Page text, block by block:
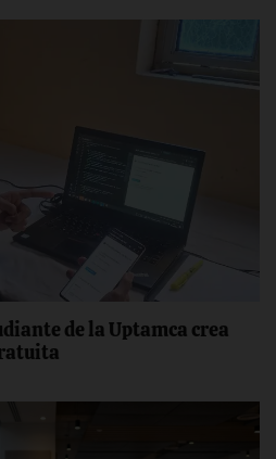
de la Uptamca crea